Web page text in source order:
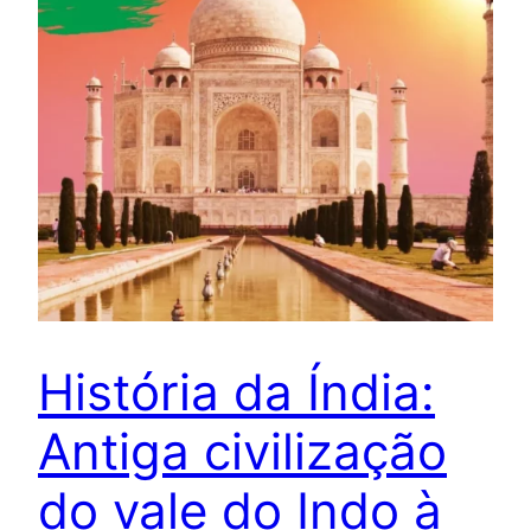
História da Índia:
Antiga civilização
do vale do Indo à